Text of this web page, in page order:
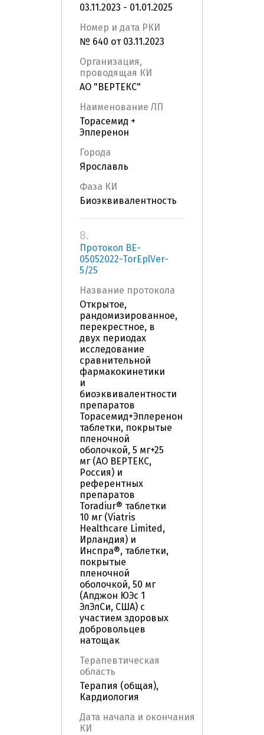
03.11.2023 - 01.01.2025
Номер и дата РКИ
№ 640 от 03.11.2023
Организация,
проводящая КИ
АО "ВЕРТЕКС"
Наименование ЛП
Торасемид +
Эплеренон
Города
Ярославль
Фаза КИ
Биоэквивалентность
8.
Протокол BE-
05052022-TorEplVer-
5/25
Название протокола
Открытое,
рандомизированное,
перекрестное, в
двух периодах
исследование
сравнительной
фармакокинетики
и
биоэквивалентности
препаратов
Торасемид+Эплеренон
таблетки, покрытые
пленочной
оболочкой, 5 мг+25
мг (АО ВЕРТЕКС,
Россия) и
референтных
препаратов
Toradiur® таблетки
10 мг (Viatris
Healthcare Limited,
Ирландия) и
Инспра®, таблетки,
покрытые
пленочной
оболочкой, 50 мг
(Апджон ЮЭс 1
ЭлЭлСи, США) с
участием здоровых
добровольцев
натощак
Терапевтическая
область
Терапия (общая),
Кардиология
Дата начала и окончания
КИ